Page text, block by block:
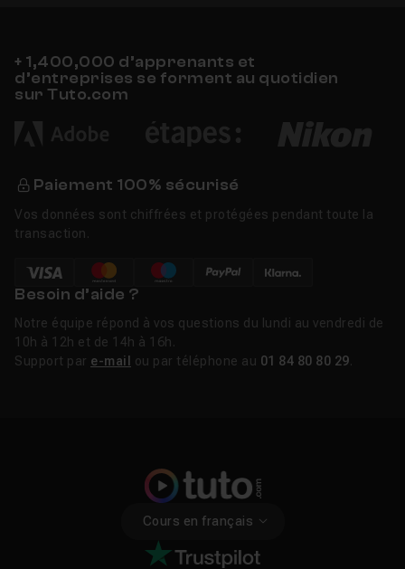
+ 1,400,000 d’apprenants et
d’entreprises se forment au quotidien
sur Tuto.com
Paiement 100% sécurisé
Vos données sont chiffrées et protégées pendant toute la
transaction.
Besoin d’aide ?
Notre équipe répond à vos questions du lundi au vendredi de
10h à 12h et de 14h à 16h.
Support par e-mail ou par téléphone au 01 84 80 80 29
Cours en français